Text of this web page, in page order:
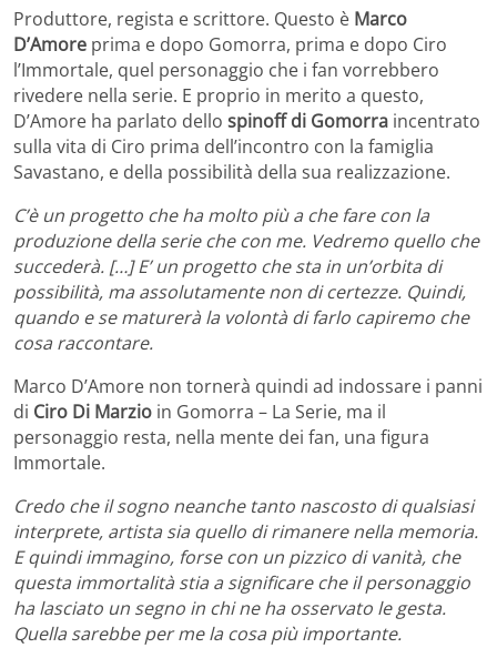
Produttore, regista e scrittore. Questo è Marco
D’Amore prima e dopo Gomorra, prima e dopo Ciro
l’Immortale, quel personaggio che i fan vorrebbero
rivedere nella serie. E proprio in merito a questo,
D’Amore ha parlato dello spinoff di Gomorra incentrato
sulla vita di Ciro prima dell’incontro con la famiglia
Savastano, e della possibilità della sua realizzazione.
C’è un progetto che ha molto più a che fare con la
produzione della serie che con me. Vedremo quello che
succederà. […] E’ un progetto che sta in un’orbita di
possibilità, ma assolutamente non di certezze. Quindi,
quando e se maturerà la volontà di farlo capiremo che
cosa raccontare.
Marco D’Amore non tornerà quindi ad indossare i panni
di Ciro Di Marzio in Gomorra – La Serie, ma il
personaggio resta, nella mente dei fan, una figura
Immortale.
Credo che il sogno neanche tanto nascosto di qualsiasi
interprete, artista sia quello di rimanere nella memoria.
E quindi immagino, forse con un pizzico di vanità, che
questa immortalità stia a significare che il personaggio
ha lasciato un segno in chi ne ha osservato le gesta.
Quella sarebbe per me la cosa più importante.